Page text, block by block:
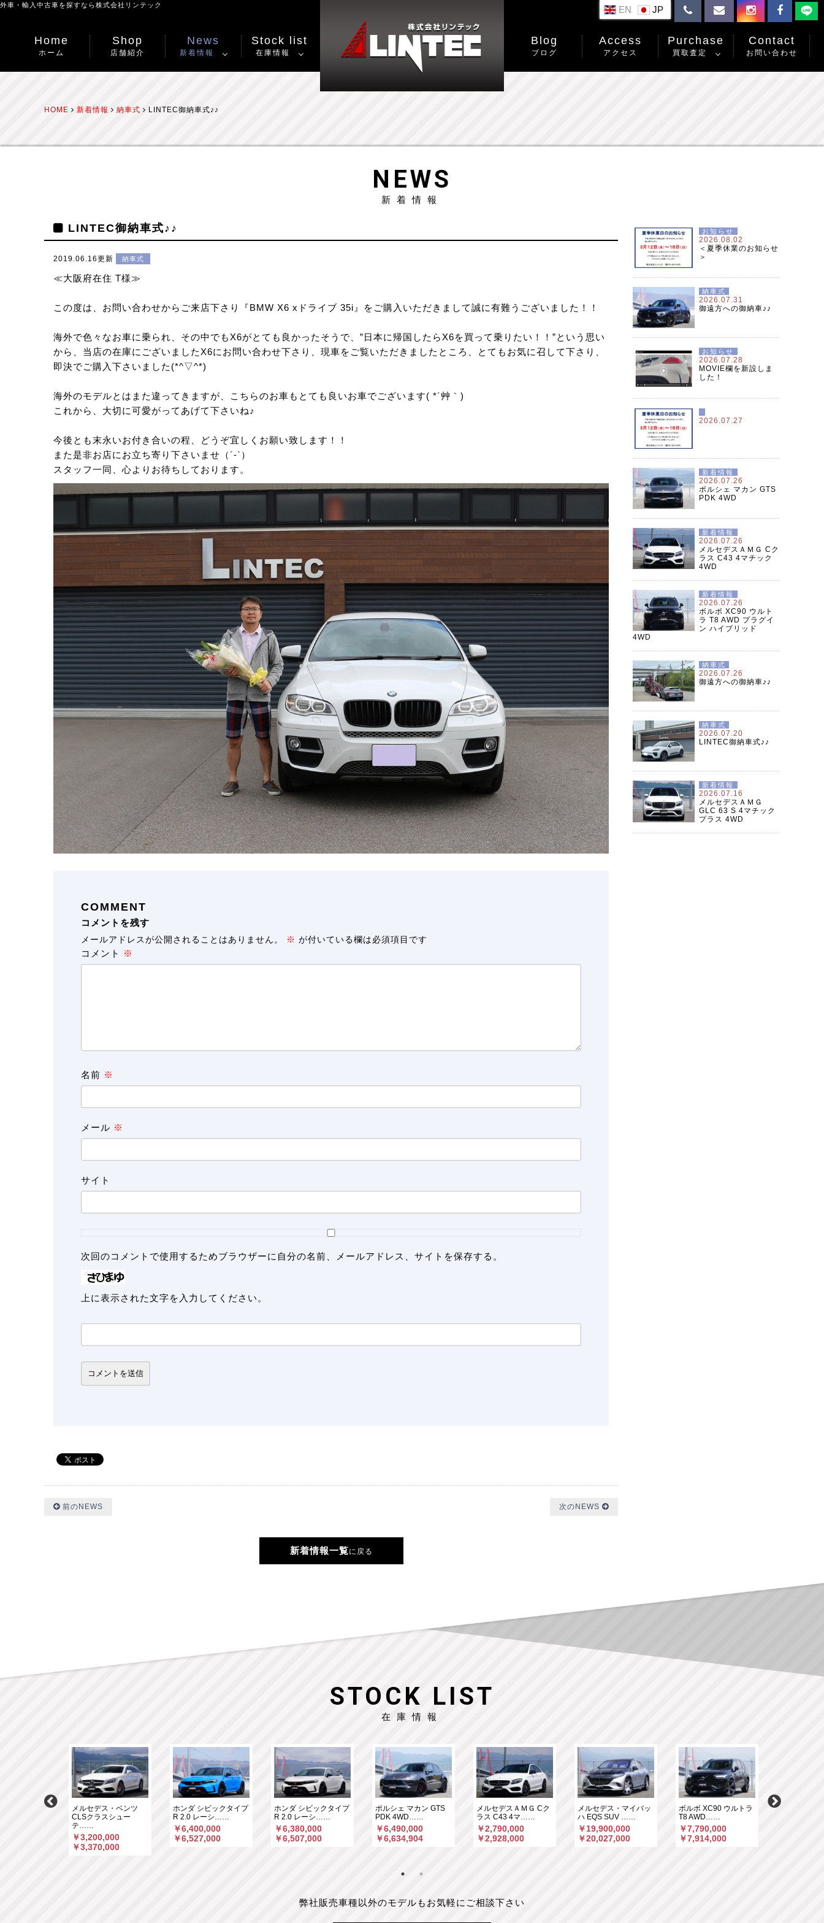
外車・輸入中古車を探すなら株式会社リンテック
Home
ホーム
Shop
店舗紹介
News
新着情報
Stock list
在庫情報
Blog
ブログ
Access
アクセス
Purchase
買取査定
Contact
お問い合わせ
EN
HOME 新着情報 納車式 LINTEC御納車式♪♪
NEWS
新着情報
LINTEC御納車式♪♪
2019.06.16更新 納車式
≪大阪府在住 T様≫
この度は、お問い合わせからご来店下さり『BMW X6 xドライブ 35i』をご購入いただきまして誠に有難うございました！！
海外で色々なお車に乗られ、その中でもX6がとても良かったそうで、”日本に帰国したらX6を買って乗りたい！！”という思い
から、当店の在庫にございましたX6にお問い合わせ下さり、現車をご覧いただきましたところ、とてもお気に召して下さり、
即決でご購入下さいました(*^▽^*)
海外のモデルとはまた違ってきますが、こちらのお車もとても良いお車でございます( *´艸｀)
これから、大切に可愛がってあげて下さいね♪
今後とも末永いお付き合いの程、どうぞ宜しくお願い致します！！
また是非お店にお立ち寄り下さいませ（´-`）
スタッフ一同、心よりお待ちしております。
COMMENT
コメントを残す
メールアドレスが公開されることはありません。 ※ が付いている欄は必須項目です
コメント ※
名前 ※
メール ※
サイト
次回のコメントで使用するためブラウザーに自分の名前、メールアドレス、サイトを保存する。
上に表示された文字を入力してください。
前のNEWS 次のNEWS
新着情報一覧に戻る
お知らせ
2026.08.02
＜夏季休業のお知らせ
＞
納車式
2026.07.31
御遠方への御納車♪♪
お知らせ
2026.07.28
MOVIE欄を新設しま
した！
2026.07.27
新着情報
2026.07.26
ポルシェ マカン GTS
PDK 4WD
新着情報
2026.07.26
メルセデスＡＭＧ Cク
ラス C43 4マチック
4WD
新着情報
2026.07.26
ボルボ XC90 ウルト
ラ T8 AWD プラグイ
ン ハイブリッド
4WD
納車式
2026.07.26
御遠方への御納車♪♪
納車式
2026.07.20
LINTEC御納車式♪♪
新着情報
2026.07.16
メルセデスＡＭＧ
GLC 63 S 4マチック
プラス 4WD
STOCK LIST
在庫情報
ＡＭＧ GLC
メルセデス・ベンツ
CLSクラスシュー
テ……
￥3,200,000
￥3,370,000
ホンダ シビックタイプ
R 2.0 レーシ……
￥6,400,000
￥6,527,000
ホンダ シビックタイプ
R 2.0 レーシ……
￥6,380,000
￥6,507,000
ポルシェ マカン GTS
PDK 4WD……
￥6,490,000
￥6,634,904
メルセデスＡＭＧ Cク
ラス C43 4マ……
￥2,790,000
￥2,928,000
メルセデス・マイバッ
ハ EQS SUV ……
￥19,900,000
￥20,027,000
ボルボ XC90 ウルトラ
T8 AWD……
￥7,790,000
￥7,914,000
弊社販売車種以外のモデルもお気軽にご相談下さい